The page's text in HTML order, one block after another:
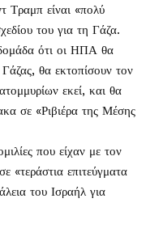
Τραμπ είναι «πολύ
του για τη Γάζα.
ότι οι ΗΠΑ θα
θα εκτοπίσουν τον
εκεί, και θα
σε «Ριβιέρα της Μέσης
που είχαν με τον
επιτεύγματα
του Ισραήλ για